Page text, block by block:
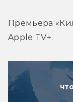
Премьера
Apple TV+.